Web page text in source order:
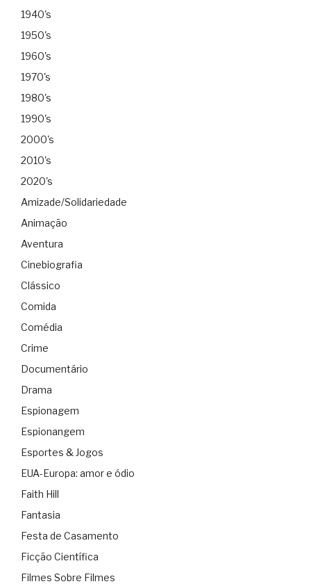
1940's
1950's
1960's
1970's
1980's
1990's
2000's
2010's
2020's
Amizade/Solidariedade
Animação
Aventura
Cinebiografia
Clássico
Comida
Comédia
Crime
Documentário
Drama
Espionagem
Espionangem
Esportes & Jogos
EUA-Europa: amor e ódio
Faith Hill
Fantasia
Festa de Casamento
Ficção Científica
Filmes Sobre Filmes